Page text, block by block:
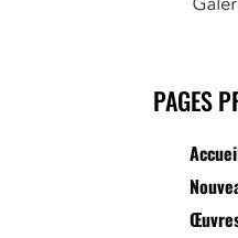
PAGES